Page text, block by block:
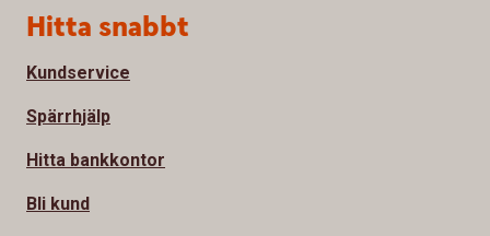
Sidfot
Hitta snabbt
Kundservice
Spärrhjälp
Hitta bankkontor
Bli kund